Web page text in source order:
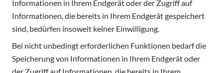
Informationen in Ihrem Endgerät oder der Zugriff auf
Informationen, die bereits in Ihrem Endgerät gespeichert
sind, bedürfen insoweit keiner Einwilligung.
Bei nicht unbedingt erforderlichen Funktionen bedarf die
Speicherung von Informationen in Ihrem Endgerät oder